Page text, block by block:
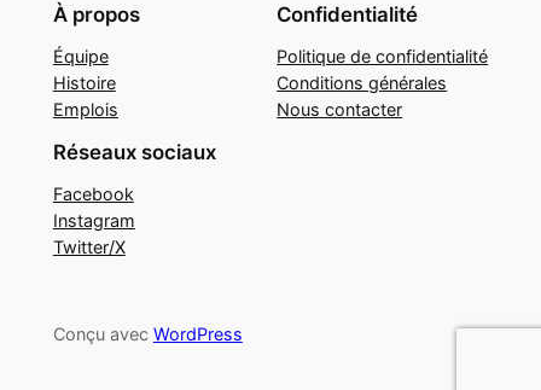
À propos
Équipe
Histoire
Emplois
Confidentialité
Politique de confidentialité
Conditions générales
Nous contacter
Réseaux sociaux
Facebook
Instagram
Twitter/X
Conçu avec WordPress